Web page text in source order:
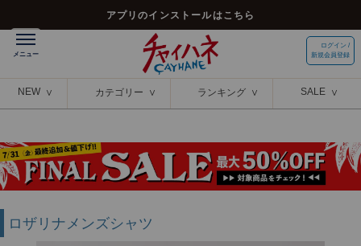
アプリのインストールはこちら
ログイン /
新規会員登録
NEW カテゴリー ランキング SALE
ロザリナメンズシャツ